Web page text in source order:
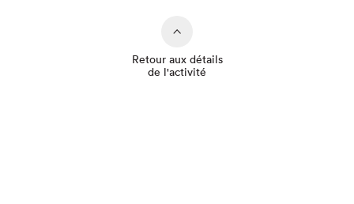
Retour aux détails
de l'activité